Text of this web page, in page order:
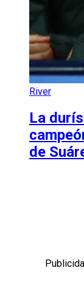
River
La
de